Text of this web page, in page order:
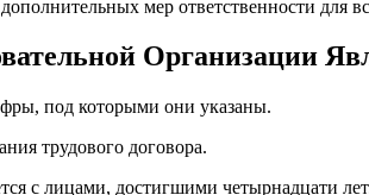
мер ответственности для
Организации
под которыми они указаны.
трудового договора.
с лицами, достигшими четырнадцати